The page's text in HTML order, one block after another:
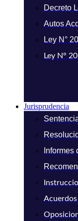
Decreto
Autos
Ley N°
Ley N°
Jurisprudencia